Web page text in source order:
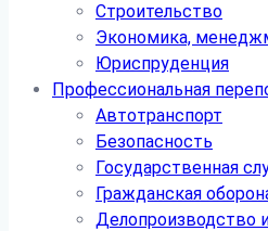
Строительство
Экономика,
Юриспруденция
Профессиональная
Автотранспорт
Безопасность
Государственная
Гражданская
Делопроизводство